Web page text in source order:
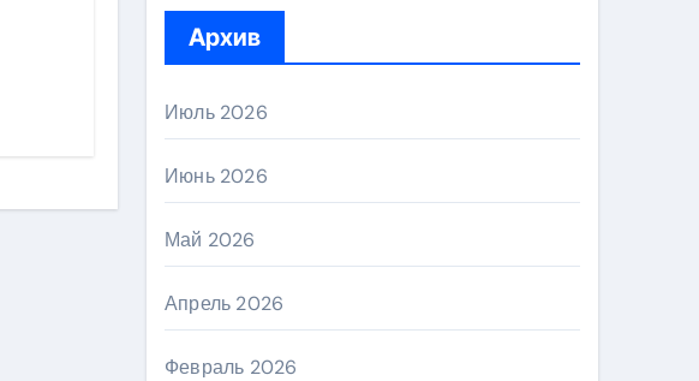
Архив
Июль 2026
Июнь 2026
Май 2026
Апрель 2026
Февраль 2026